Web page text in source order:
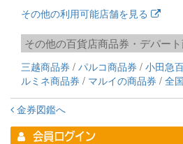
その他の利用可能店舗を見る
その他の百貨店商品券・デパー
三越商品券 パルコ商品券
小田急
ルミネ商品券
マルイの商品券 全
金券図鑑へ
会員ログイン